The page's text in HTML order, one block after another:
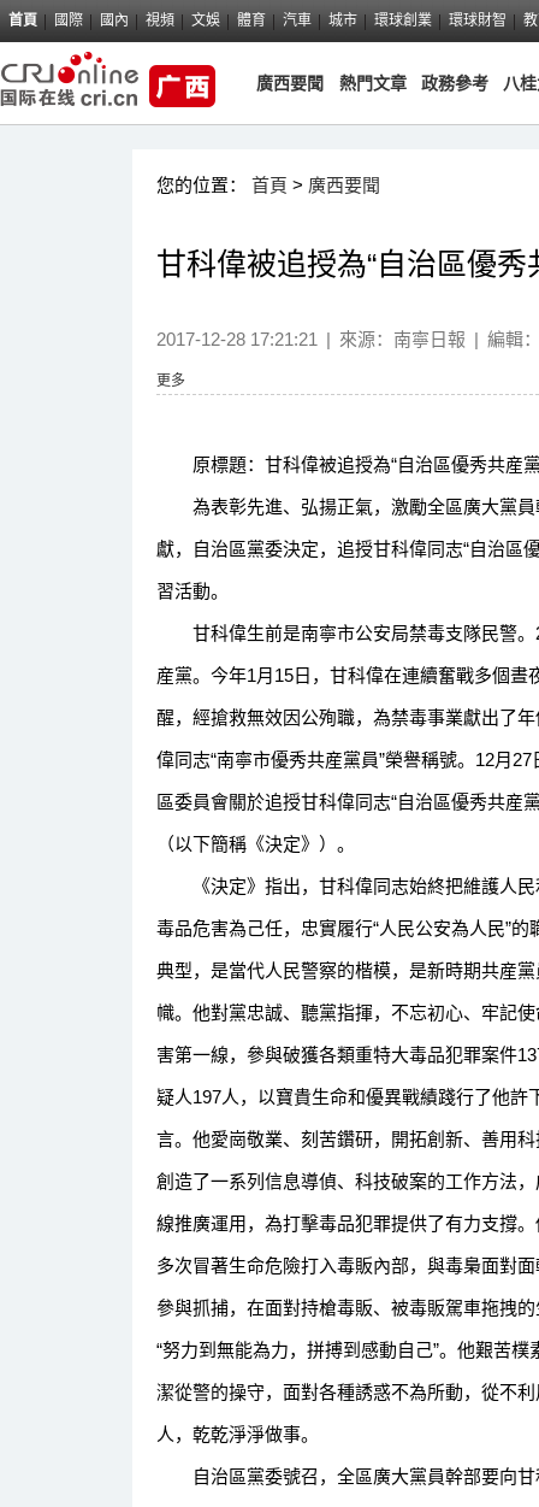
首頁 國際 國內 視頻 文娛 體育 汽車 城市 環球創業 環球財智
廣西要聞 熱門文章 政務參考 八
您的位置： 首頁 > 廣西要聞
甘科偉被追授為“自治區優秀
2017-12-28 17:21:21 | 來源： 南寧日報 | 編輯
更多
原標題：甘科偉被追授為“自治區優秀共産
為表彰先進、弘揚正氣，激勵全區廣大黨員
獻，自治區黨委決定，追授甘科偉同志“自治區
習活動。
甘科偉生前是南寧市公安局禁毒支隊民警。
産黨。今年1月15日，甘科偉在連續奮戰多個
醒，經搶救無效因公殉職，為禁毒事業獻出了
偉同志“南寧市優秀共産黨員”榮譽稱號。12月
區委員會關於追授甘科偉同志“自治區優秀共産
（以下簡稱《決定》）。
《決定》指出，甘科偉同志始終把維護人民
毒品危害為己任，忠實履行“人民公安為人民”
典型，是當代人民警察的楷模，是新時期共産
幟。他對黨忠誠、聽黨指揮，不忘初心、牢記
害第一線，參與破獲各類重特大毒品犯罪案件
疑人197人，以寶貴生命和優異戰績踐行了他許
言。他愛崗敬業、刻苦鑽研，開拓創新、善用
創造了一系列信息導偵、科技破案的工作方法
線推廣運用，為打擊毒品犯罪提供了有力支撐
多次冒著生命危險打入毒販內部，與毒梟面對
參與抓捕，在面對持槍毒販、被毒販駕車拖拽
“努力到無能為力，拼搏到感動自己”。他艱苦
潔從警的操守，面對各種誘惑不為所動，從不
人，乾乾淨淨做事。
自治區黨委號召，全區廣大黨員幹部要向甘